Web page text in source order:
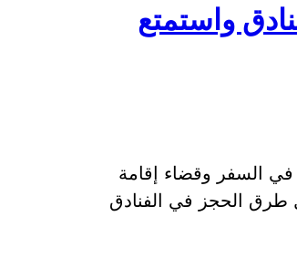
واستمتع
السفر وقضاء إقامة
الحجز في الفنادق